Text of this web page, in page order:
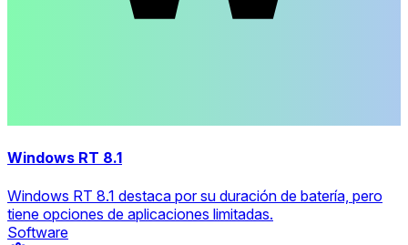
Windows RT 8.1
Windows RT 8.1 destaca por su duración de batería, pero
tiene opciones de aplicaciones limitadas.
Software